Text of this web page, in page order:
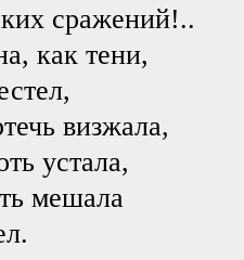
сражений!..
как тени,
визжала,
устала,
мешала